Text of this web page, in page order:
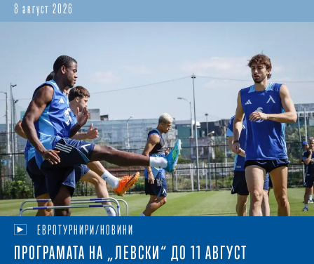
8 август 2026
ЕВРОТУРНИРИ/НОВИНИ
ПРОГРАМАТА НА „ЛЕВСКИ“ ДО 11 АВГУСТ